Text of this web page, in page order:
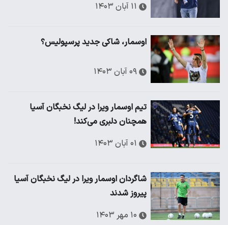
۱۱ آبان ۱۴۰۳
اوسمار، شاکی جدید پرسپولیس؟
۰۹ آبان ۱۴۰۳
تیم اوسمار ویرا در لیگ نخبگان آسیا
همچنان دلبری می‌کند!
۰۱ آبان ۱۴۰۳
شاگردان اوسمار ویرا در لیگ نخبگان آسیا
پیروز شدند
۱۰ مهر ۱۴۰۳